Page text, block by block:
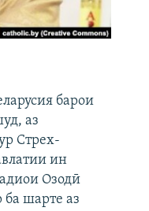
барои
аз
Стрех-
ин
Озодӣ
ба шарте аз